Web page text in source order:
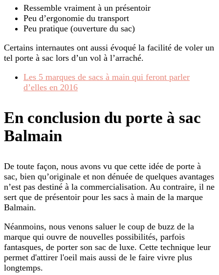
Ressemble vraiment à un présentoir
Peu d’ergonomie du transport
Peu pratique (ouverture du sac)
Certains internautes ont aussi évoqué la facilité de voler un
tel porte à sac lors d’un vol à l’arraché.
Les 5 marques de sacs à main qui feront parler
d’elles en 2016
En conclusion du porte à sac
Balmain
De toute façon, nous avons vu que cette idée de porte à
sac, bien qu’originale et non dénuée de quelques avantages
n’est pas destiné à la commercialisation. Au contraire, il ne
sert que de présentoir pour les sacs à main de la marque
Balmain.
Néanmoins, nous venons saluer le coup de buzz de la
marque qui ouvre de nouvelles possibilités, parfois
fantasques, de porter son sac de luxe. Cette technique leur
permet d'attirer l'oeil mais aussi de le faire vivre plus
longtemps.